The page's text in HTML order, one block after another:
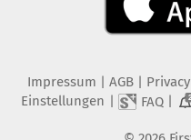
Impressum | AGB |
Einstellungen | FAQ| 2